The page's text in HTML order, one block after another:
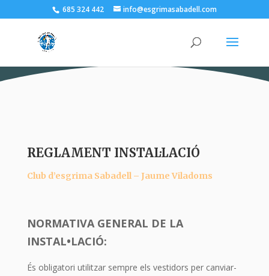
685 324 442 info@esgrimasabadell.com
REGLAMENT INSTAL·LACIÓ
Club d’esgrima Sabadell – Jaume Viladoms
NORMATIVA GENERAL DE LA
INSTAL•LACIÓ:
És obligatori utilitzar sempre els vestidors per canviar-